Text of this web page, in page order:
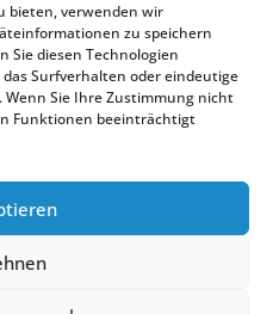
bieten, verwenden wir
zu speichern
Sie diesen Technologien
Surfverhalten oder eindeutige
Wenn Sie Ihre Zustimmung nicht
Funktionen beeinträchtigt
stärken“
Ruit | 2022